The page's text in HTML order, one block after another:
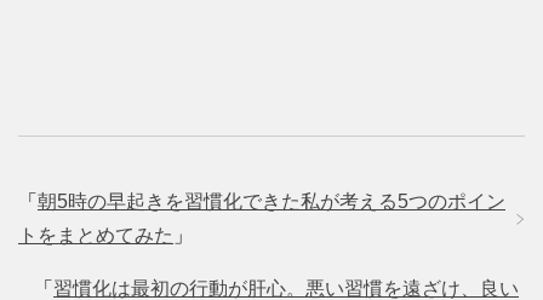
「 朝5時の早起きを習慣化できた私が考える5つのポイン
トをまとめてみた 」
「 習慣化は最初の行動が肝心。悪い習慣を遠ざけ、良い